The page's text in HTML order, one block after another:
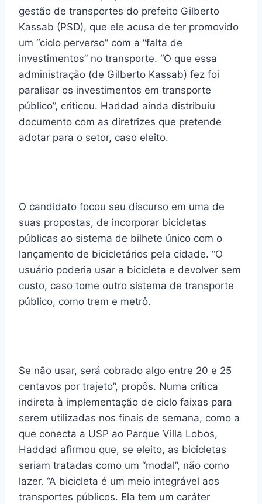
gestão de transportes do prefeito Gilberto
Kassab (PSD), que ele acusa de ter promovido
um “ciclo perverso” com a “falta de
investimentos” no transporte. “O que essa
administração (de Gilberto Kassab) fez foi
paralisar os investimentos em transporte
público”, criticou. Haddad ainda distribuiu
documento com as diretrizes que pretende
adotar para o setor, caso eleito.
O candidato focou seu discurso em uma de
suas propostas, de incorporar bicicletas
públicas ao sistema de bilhete único com o
lançamento de bicicletários pela cidade. “O
usuário poderia usar a bicicleta e devolver sem
custo, caso tome outro sistema de transporte
público, como trem e metrô.
Se não usar, será cobrado algo entre 20 e 25
centavos por trajeto”, propôs. Numa crítica
indireta à implementação de ciclo faixas para
serem utilizadas nos finais de semana, como a
que conecta a USP ao Parque Villa Lobos,
Haddad afirmou que, se eleito, as bicicletas
seriam tratadas como um “modal”, não como
lazer. “A bicicleta é um meio integrável aos
transportes públicos. Ela tem um caráter